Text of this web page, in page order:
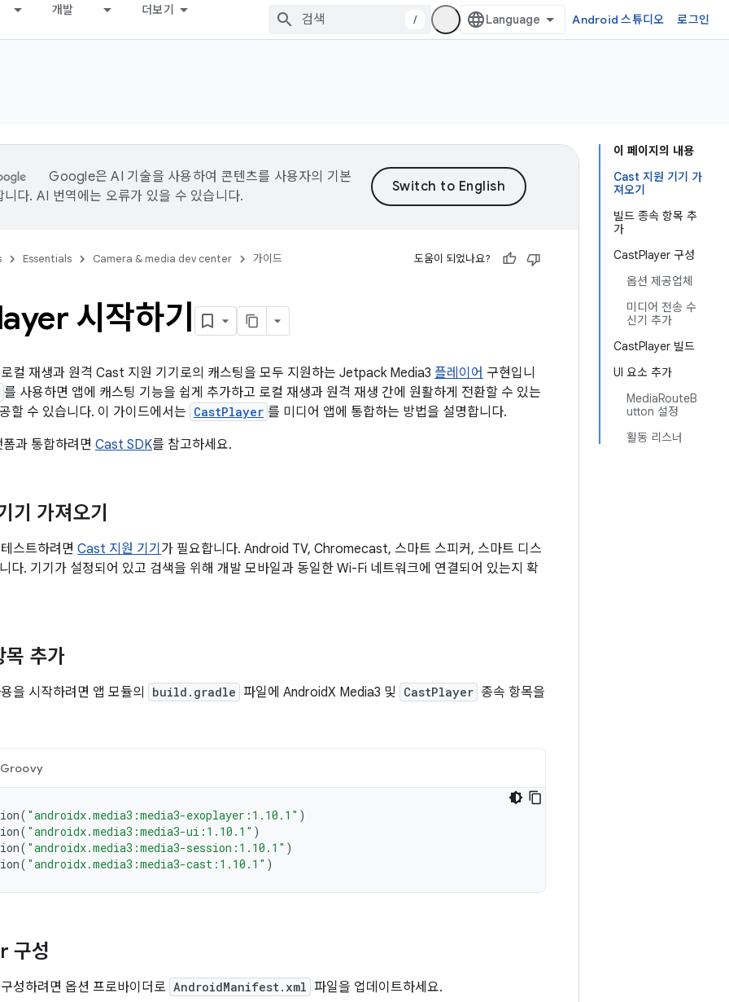
개발 더보기
/ Android 스튜디오 로그인
이 페이지의 내용
Cast 지원 기기 가
져오기
빌드 종속 항목 추
가
CastPlayer 구성
옵션 제공업체
미디어 전송 수
신기 추가
CastPlayer 빌드
UI 요소 추가
MediaRouteB
utton 설정
활동 리스너
Google은 AI 기술을 사용하여 콘텐츠를 사용자의 기본
니다. AI 번역에는 오류가 있을 수 있습니다.
Essentials Camera & media dev center 가이드 도움이 되었나요?
시작하기
컬 재생과 원격 Cast 지원 기기로의 캐스팅을 모두 지원하는 Jetpack Media3 플레이어 구현입니
를 사용하면 앱에 캐스팅 기능을 쉽게 추가하고 로컬 재생과 원격 재생 간에 원활하게 전환할 수 있는
할 수 있습니다. 이 가이드에서는 CastPlayer 를 미디어 앱에 통합하는 방법을 설명합니다.
과 통합하려면 Cast SDK를 참고하세요.
기 가져오기
스트하려면 Cast 지원 기기 가 필요합니다. Android TV, Chromecast, 스마트 스피커, 스마트 디스
다. 기기가 설정되어 있고 검색을 위해 개발 모바일과 동일한 Wi-Fi 네트워크에 연결되어 있는지 확
목 추가
을 시작하려면 앱 모듈의 build.gradle 파일에 AndroidX Media3 및 CastPlayer 종속 항목을
Groovy
( "androidx.media3:media3-exoplayer:1.10.1" )
( "androidx.media3:media3-ui:1.10.1" )
( "androidx.media3:media3-session:1.10.1" )
( "androidx.media3:media3-cast:1.10.1" )
구성
성하려면 옵션 프로바이더로 AndroidManifest.xml 파일을 업데이트하세요.